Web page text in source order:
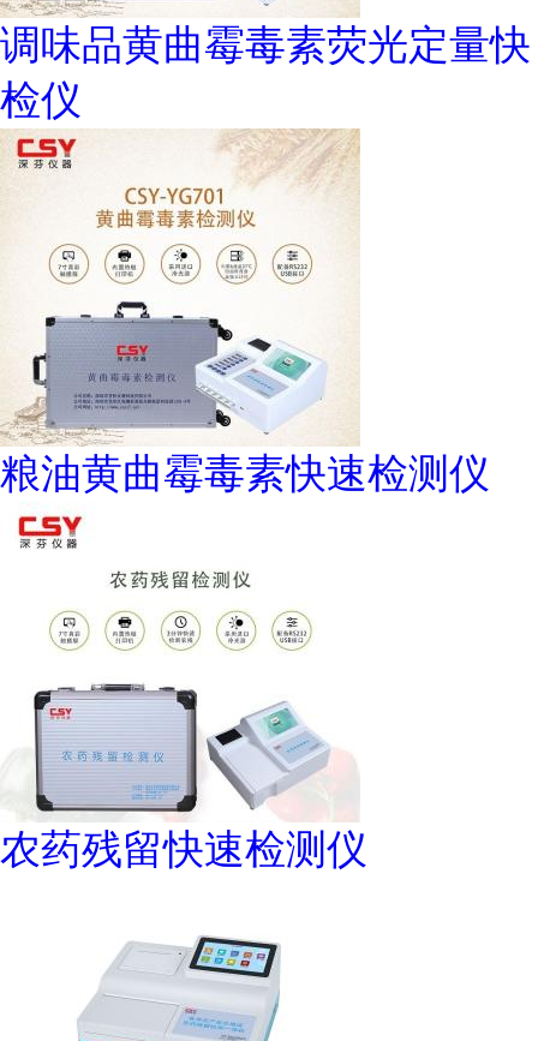
调味品黄曲霉毒素荧光定量快
检仪
粮油黄曲霉毒素快速检测仪
农药残留快速检测仪